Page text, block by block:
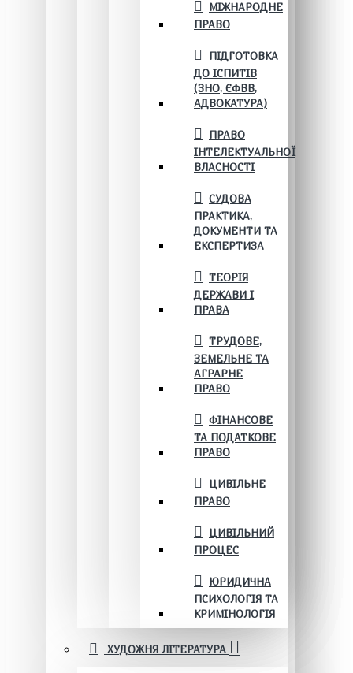
МІЖНАРОДНЕ
ПРАВО
ПІДГОТОВКА
ДО ІСПИТІВ
(ЗНО, ЄФВВ,
АДВОКАТУРА)
ПРАВО
ІНТЕЛЕКТУАЛЬНОЇ
ВЛАСНОСТІ
СУДОВА
ПРАКТИКА,
ДОКУМЕНТИ ТА
ЕКСПЕРТИЗА
ТЕОРІЯ
ДЕРЖАВИ І
ПРАВА
ТРУДОВЕ,
ЗЕМЕЛЬНЕ ТА
АГРАРНЕ
ПРАВО
ФІНАНСОВЕ
ТА ПОДАТКОВЕ
ПРАВО
ЦИВІЛЬНЕ
ПРАВО
ЦИВІЛЬНИЙ
ПРОЦЕС
ЮРИДИЧНА
ПСИХОЛОГІЯ ТА
КРИМІНОЛОГІЯ
ХУДОЖНЯ ЛІТЕРАТУРА